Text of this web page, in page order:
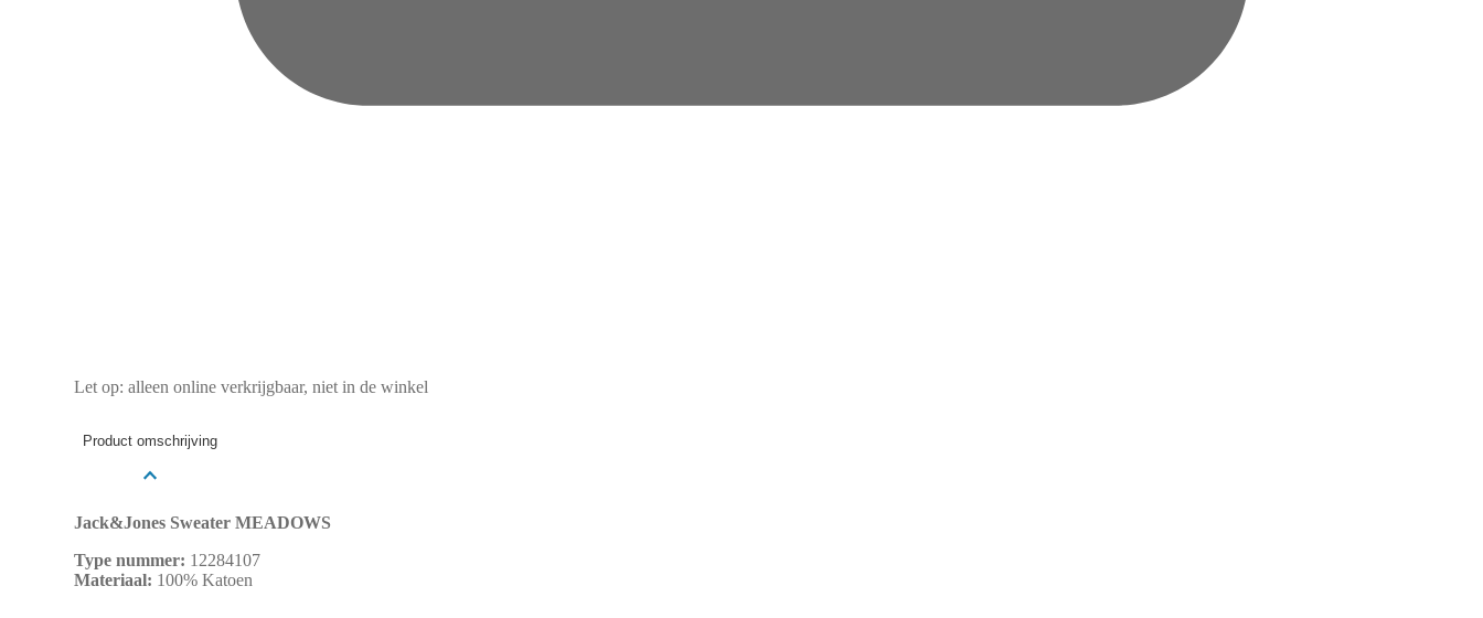
Let op: alleen online verkrijgbaar, niet in de winkel
Product omschrijving
Jack&Jones Sweater MEADOWS
Type nummer: 12284107
Materiaal: 100% Katoen